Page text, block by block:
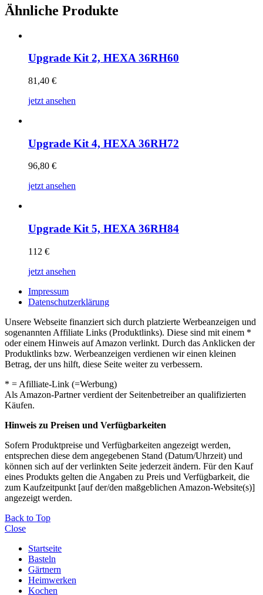
Ähnliche Produkte
Upgrade Kit 2, HEXA 36RH60
81,40 €
jetzt ansehen
Upgrade Kit 4, HEXA 36RH72
96,80 €
jetzt ansehen
Upgrade Kit 5, HEXA 36RH84
112 €
jetzt ansehen
Impressum
Datenschutzerklärung
Unsere Webseite finanziert sich durch platzierte Werbeanzeigen und
sogenannten Affiliate Links (Produktlinks). Diese sind mit einem *
oder einem Hinweis auf Amazon verlinkt. Durch das Anklicken der
Produktlinks bzw. Werbeanzeigen verdienen wir einen kleinen
Betrag, der uns hilft, diese Seite weiter zu verbessern.
* = Afilliate-Link (=Werbung)
Als Amazon-Partner verdient der Seitenbetreiber an qualifizierten
Käufen.
Hinweis zu Preisen und Verfügbarkeiten
Sofern Produktpreise und Verfügbarkeiten angezeigt werden,
entsprechen diese dem angegebenen Stand (Datum/Uhrzeit) und
können sich auf der verlinkten Seite jederzeit ändern. Für den Kauf
eines Produkts gelten die Angaben zu Preis und Verfügbarkeit, die
zum Kaufzeitpunkt [auf der/den maßgeblichen Amazon-Website(s)]
angezeigt werden.
Back to Top
Close
Startseite
Basteln
Gärtnern
Heimwerken
Kochen